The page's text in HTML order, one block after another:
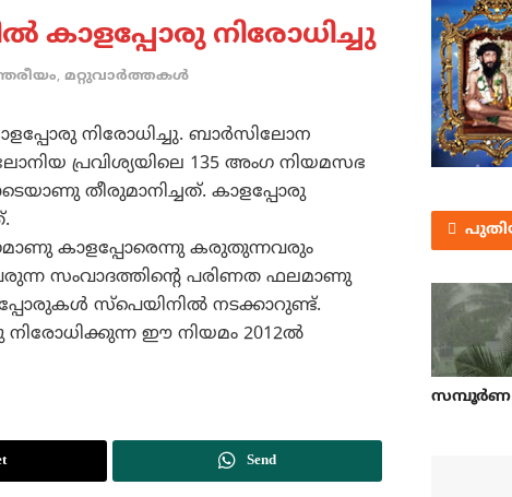
കാളപ്പോരു നിരോധിച്ചു
, മറ്റുവാര്‍ത്തകള്‍
നിരോധിച്ചു. ബാര്‍സിലോന
പ്രവിശ്യയിലെ 135 അംഗ നിയമസഭ
തീരുമാനിച്ചത്‌. കാളപ്പോരു
കാളപ്പോരെന്നു കരുതുന്നവരും
സംവാദത്തിന്റെ പരിണത ഫലമാണു
സ്‌പെയിനില്‍ നടക്കാറുണ്ട്‌.
നിരോധിക്കുന്ന ഈ നിയമം 2012ല്‍
Send
സമ്പൂർണ